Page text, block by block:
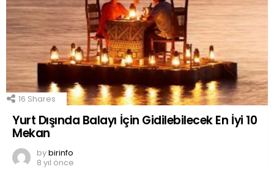
16 Shares
Yurt Dışında Balayı İçin Gidilebilecek En İyi 10
Mekan
bybirinfo
8 yıl önce